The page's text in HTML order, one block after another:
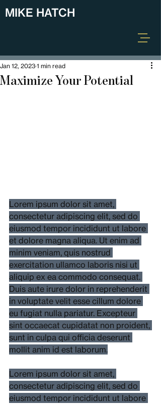
MIKE HATCH
Maximize Your Potential
Jan 12, 2023 1 min read
Lorem ipsum dolor sit amet,
consectetur adipiscing elit, sed do
eiusmod tempor incididunt ut labore
et dolore magna aliqua. Ut enim ad
minim veniam, quis nostrud
exercitation ullamco laboris nisi ut
aliquip ex ea commodo consequat.
Duis aute irure dolor in reprehenderit
in voluptate velit esse cillum dolore
eu fugiat nulla pariatur. Excepteur
sint occaecat cupidatat non proident,
sunt in culpa qui officia deserunt
mollit anim id est laborum.
Lorem ipsum dolor sit amet,
consectetur adipiscing elit, sed do
eiusmod tempor incididunt ut labore